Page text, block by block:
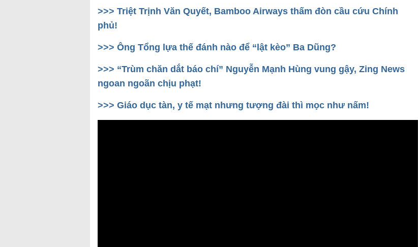
>>> Triệt Trịnh Văn Quyết, Bamboo Airways thấm đòn cầu cứu Chính
phủ!
>>> Ông Tổng lựa thế đánh nào để “lật kèo” Ba Dũng?
>>> “Trùm chăn dắt báo chí” Nguyễn Mạnh Hùng vung gậy, Zing News
ngoan ngoãn chịu phạt!
>>> Giáo dục tàn, y tế mạt nhưng tượng đài thì mọc như nấm!